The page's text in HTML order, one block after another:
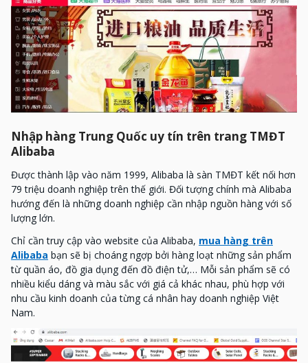
Nhập hàng Trung Quốc uy tín trên trang TMĐT
Alibaba
Được thành lập vào năm 1999, Alibaba là sàn TMĐT kết nối hơn
79 triệu doanh nghiệp trên thế giới. Đối tượng chính mà Alibaba
hướng đến là những doanh nghiệp cần nhập nguồn hàng với số
lượng lớn.
Chỉ cần truy cập vào website của Alibaba, mua hàng trên
Alibaba bạn sẽ bị choáng ngợp bởi hàng loạt những sản phẩm
từ quần áo, đồ gia dụng đến đồ điện tử,… Mỗi sản phẩm sẽ có
nhiều kiểu dáng và màu sắc với giá cả khác nhau, phù hợp với
nhu cầu kinh doanh của từng cá nhân hay doanh nghiệp Việt
Nam.